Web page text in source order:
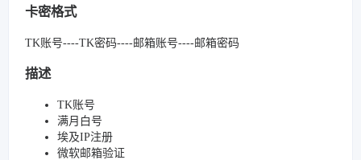
卡密格式
TK账号----TK密码----邮箱账号----邮箱密码
描述
TK账号
满月白号
埃及IP注册
微软邮箱验证